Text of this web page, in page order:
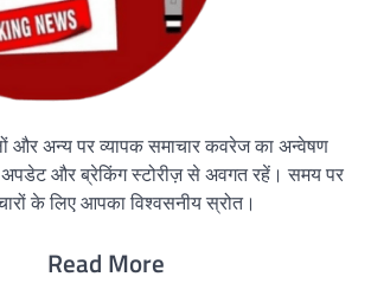
और अन्य पर व्यापक समाचार कवरेज का अन्वेषण
और ब्रेकिंग स्टोरीज़ से अवगत रहें। समय पर
के लिए आपका विश्वसनीय स्रोत।
Read More